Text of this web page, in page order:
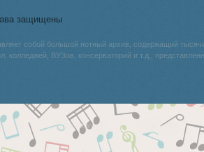
защищены
собой большой нотный архив, содержащий
колледжей, ВУЗов, консерваторий и т.д.,